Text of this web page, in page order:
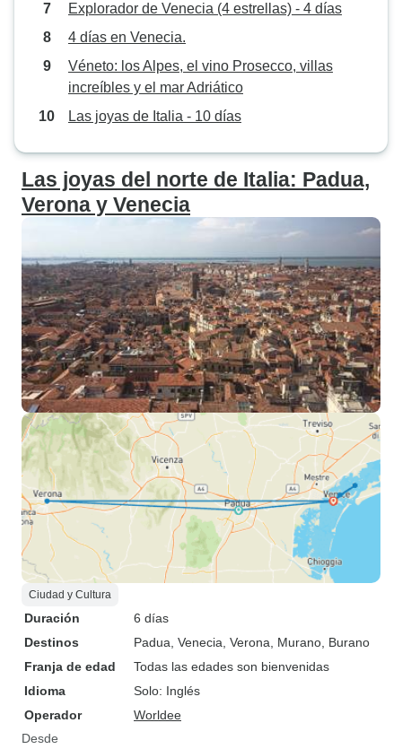
Explorador de Venecia (4 estrellas) - 4 días
4 días en Venecia.
Véneto: los Alpes, el vino Prosecco, villas
increíbles y el mar Adriático
Las joyas de Italia - 10 días
Las joyas del norte de Italia: Padua,
Verona y Venecia
Ciudad y Cultura
Duración
6 días
Destinos
Padua , Venecia , Verona , Murano , Burano
Franja de edad
Todas las edades son bienvenidas
Idioma
Solo: Inglés
Operador
Worldee
Desde